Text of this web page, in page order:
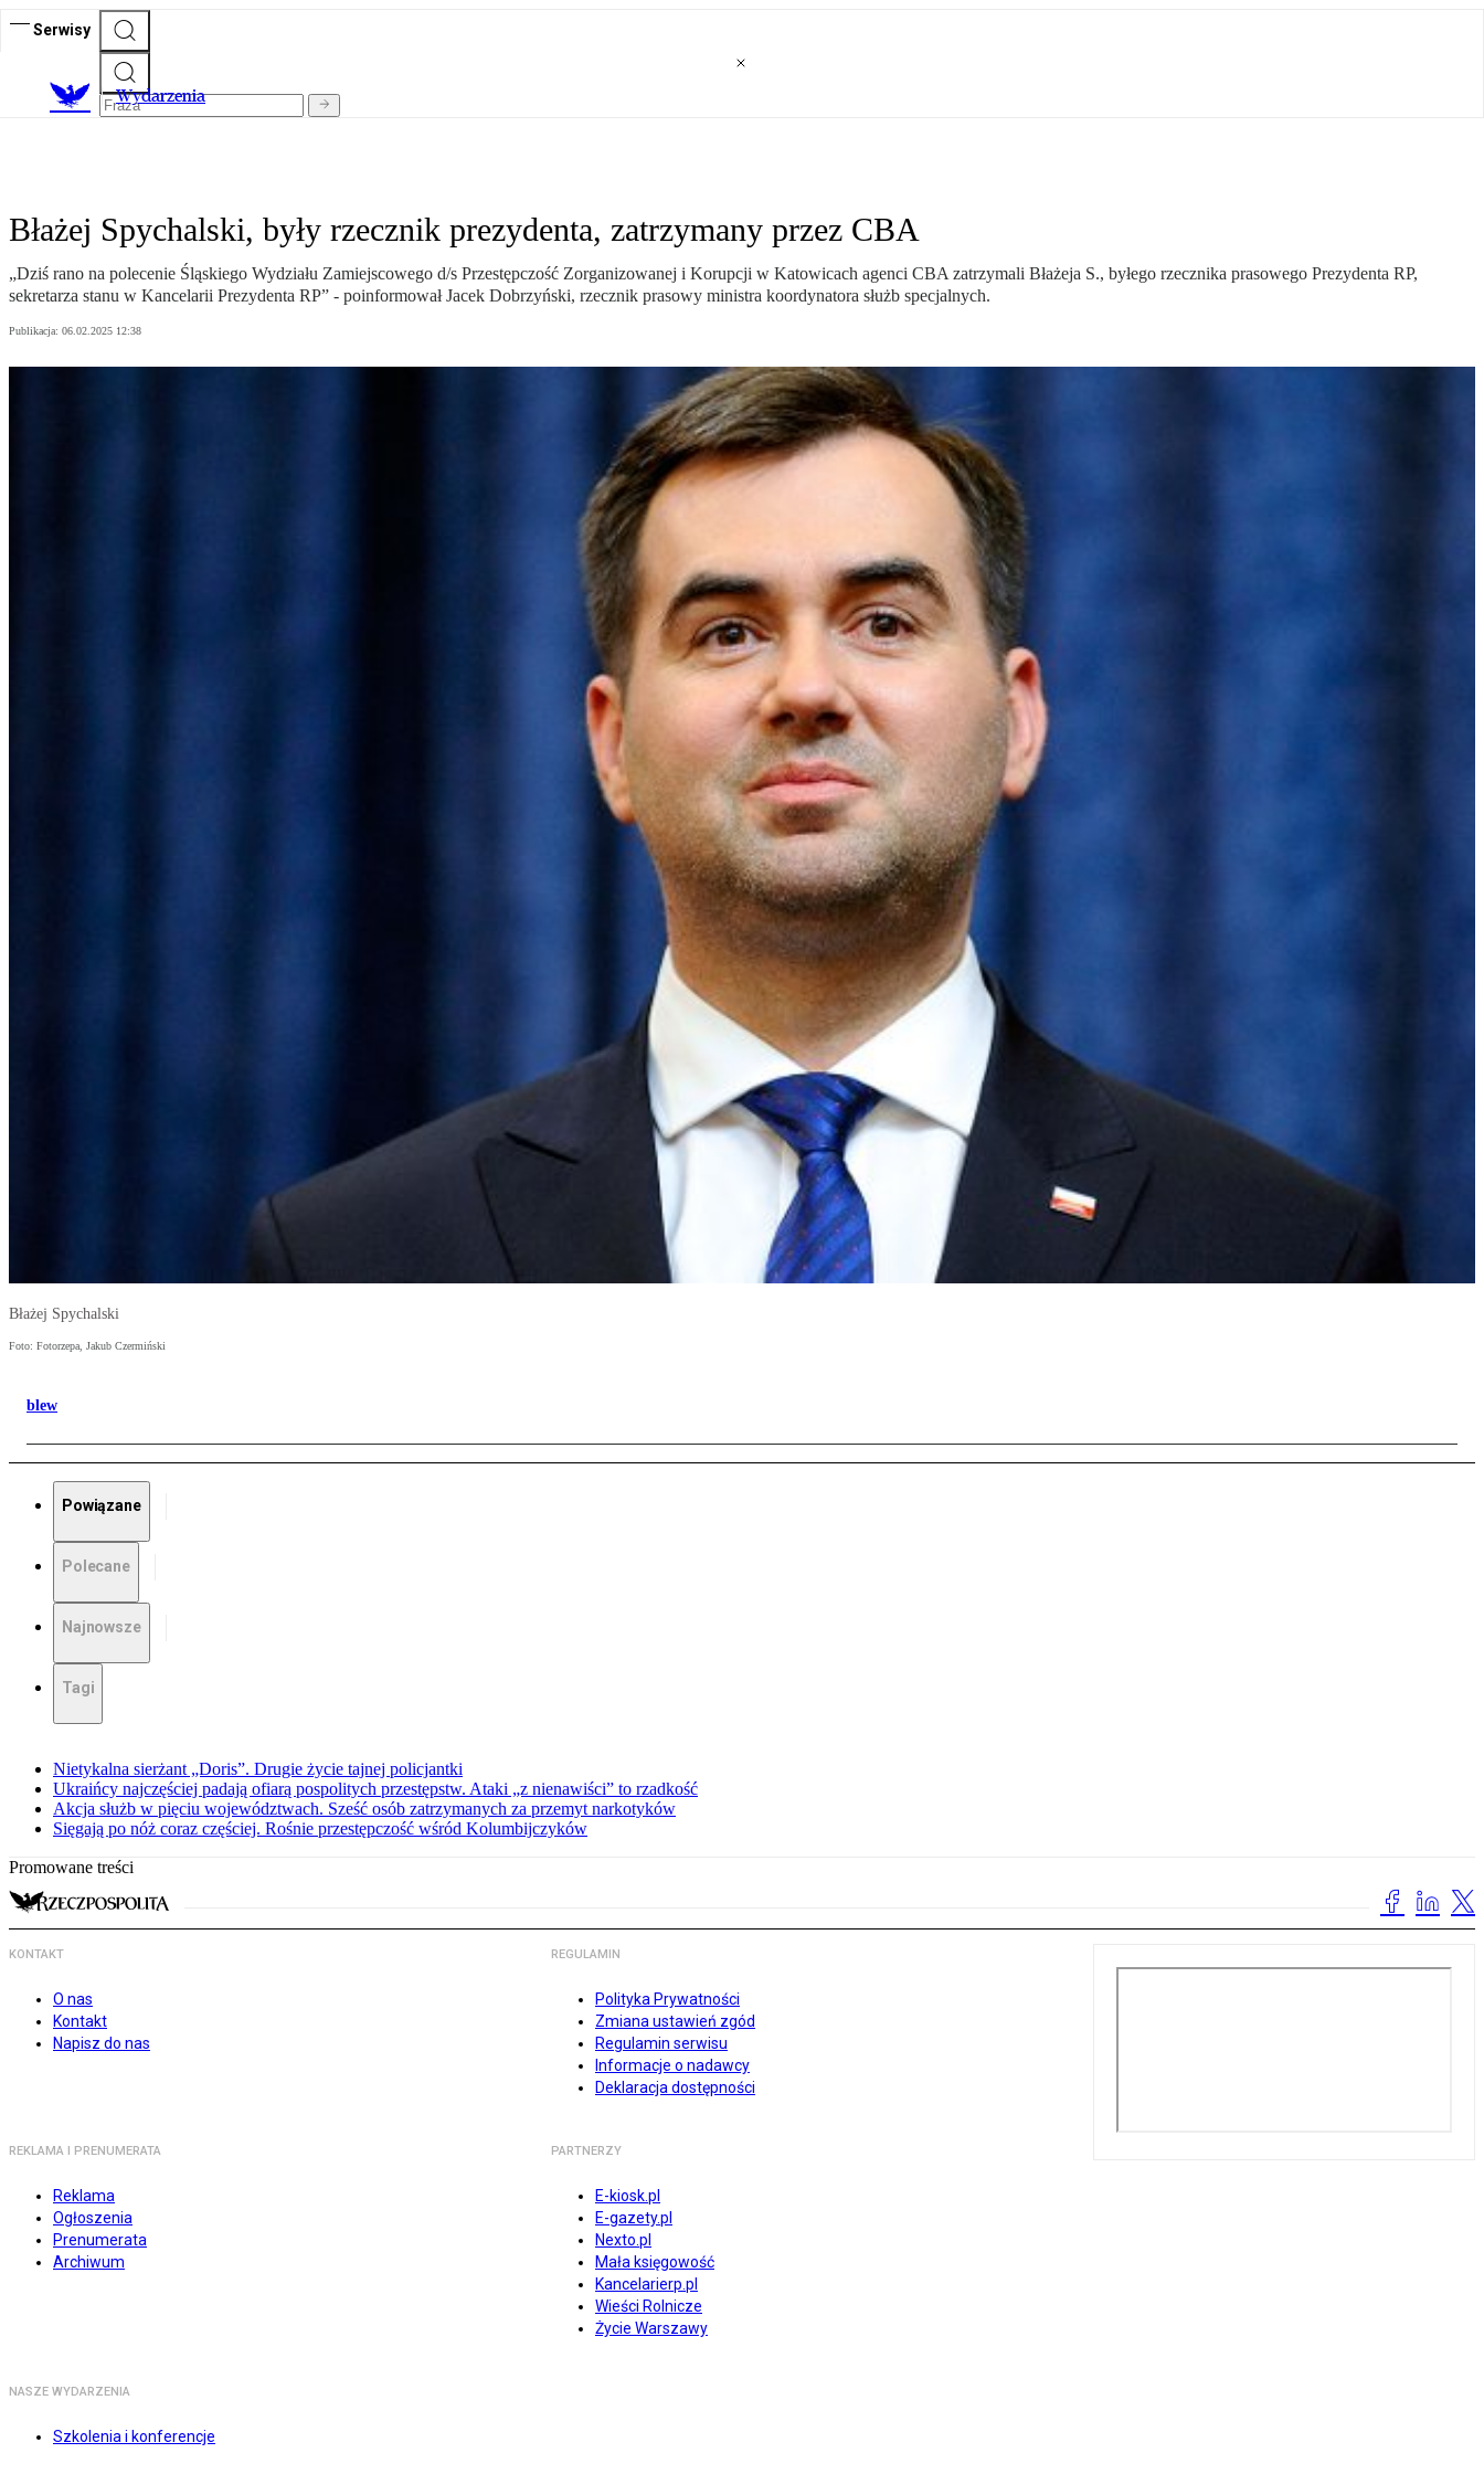
Serwisy
Wydarzenia
Błażej Spychalski, były rzecznik prezydenta, zatrzymany przez CBA
„Dziś rano na polecenie Śląskiego Wydziału Zamiejscowego d/s Przestępczość Zorganizowanej i Korupcji w Katowicach agenci CBA zatrzymali Błażeja S., byłego rzecznika prasowego Prezydenta RP,
sekretarza stanu w Kancelarii Prezydenta RP” - poinformował Jacek Dobrzyński, rzecznik prasowy ministra koordynatora służb specjalnych.
Publikacja: 06.02.2025 12:38
Błażej Spychalski
Foto: Fotorzepa, Jakub Czermiński
blew
Powiązane
Polecane
Najnowsze
Tagi
Nietykalna sierżant „Doris”. Drugie życie tajnej policjantki
Ukraińcy najczęściej padają ofiarą pospolitych przestępstw. Ataki „z nienawiści” to rzadkość
Akcja służb w pięciu województwach. Sześć osób zatrzymanych za przemyt narkotyków
Sięgają po nóż coraz częściej. Rośnie przestępczość wśród Kolumbijczyków
Promowane treści
KONTAKT
O nas
Kontakt
Napisz do nas
REGULAMIN
Polityka Prywatności
Zmiana ustawień zgód
Regulamin serwisu
Informacje o nadawcy
Deklaracja dostępności
REKLAMA I PRENUMERATA
Reklama
Ogłoszenia
Prenumerata
Archiwum
PARTNERZY
E-kiosk.pl
E-gazety.pl
Nexto.pl
Mała księgowość
Kancelarierp.pl
Wieści Rolnicze
Życie Warszawy
NASZE WYDARZENIA
Szkolenia i konferencje